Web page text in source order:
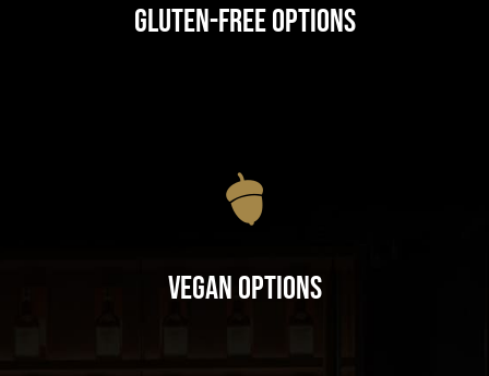
Gluten-Free Options
Vegan Options